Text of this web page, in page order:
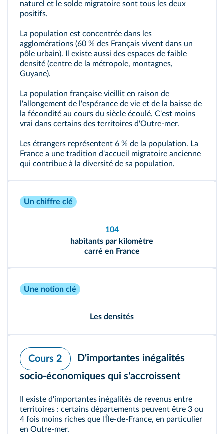
naturel et le solde migratoire sont tous les deux
positifs.
La population est concentrée dans les
agglomérations (60 % des Français vivent dans un
pôle urbain). Il existe aussi des espaces de faible
densité (centre de la métropole, montagnes,
Guyane).
La population française vieillit en raison de
l'allongement de l'espérance de vie et de la baisse de
la fécondité au cours du siècle écoulé. C'est moins
vrai dans certains des territoires d'Outre-mer.
Les étrangers représentent 6 % de la population. La
France a une tradition d'accueil migratoire ancienne
qui contribue à la diversité de sa population.
Un chiffre clé
104
habitants par kilomètre
carré en France
Une notion clé
Les densités
Cours 2
D'importantes inégalités
socio-économiques qui s'accroissent
Il existe d'importantes inégalités de revenus entre
territoires : certains départements peuvent être 3 ou
4 fois moins riches que l'Île-de-France, en particulier
en Outre-mer.